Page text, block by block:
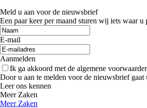
Meld u aan voor de nieuwsbrief
Een paar keer per maand sturen wij iets waar u
E-mail
Aanmelden
Ik ga akkoord met de algemene
Door u aan te melden voor de nieuwsbrief
Leer ons kennen
Meer Zaken
Meer Zaken